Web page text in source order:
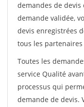
demandes de
demande validée,
devis enregistrées
tous les
Toutes les
service Qualité
processus qui
demande de devis.